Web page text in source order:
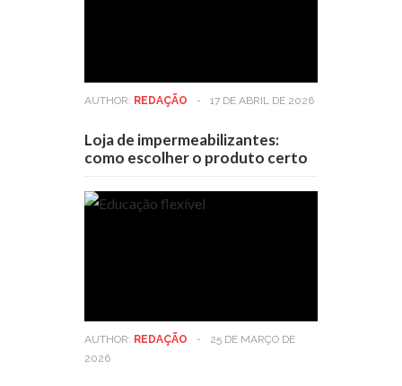
AUTHOR: REDAÇÃO - 17 DE ABRIL DE 2026
Loja de impermeabilizantes:
como escolher o produto certo
AUTHOR: REDAÇÃO -
25 DE MARÇO DE
2026